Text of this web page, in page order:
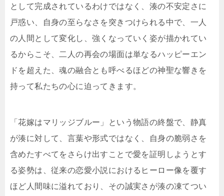
として完成されているわけではなく、湊の不安定さに
戸惑い、自身の至らなさを突きつけられる中で、一人
の人間として変化し、強くなっていく姿が描かれてい
るからこそ、二人の再会の場面は単なるハッピーエン
ドを超えた、魂の融合とも呼べるほどの神聖な響きを
持って私たちの心に迫ってきます。
「花嫁はマリッジブルー」という物語の終盤で、静真
が湊に対して、言葉や形式ではなく、自身の脆弱さを
含めたすべてをさらけ出すことで愛を証明しようとす
る姿勢は、従来の恋愛小説におけるヒーロー像を覆す
ほど人間味に溢れており、その誠実さが湊の凍てつい